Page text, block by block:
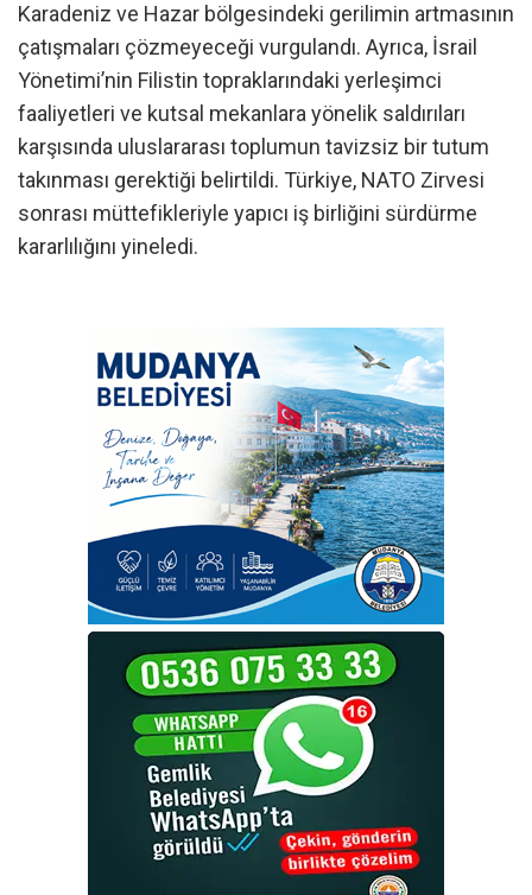
Karadeniz ve Hazar bölgesindeki gerilimin artmasının
çatışmaları çözmeyeceği vurgulandı. Ayrıca, İsrail
Yönetimi’nin Filistin topraklarındaki yerleşimci
faaliyetleri ve kutsal mekanlara yönelik saldırıları
karşısında uluslararası toplumun tavizsiz bir tutum
takınması gerektiği belirtildi. Türkiye, NATO Zirvesi
sonrası müttefikleriyle yapıcı iş birliğini sürdürme
kararlılığını yineledi.